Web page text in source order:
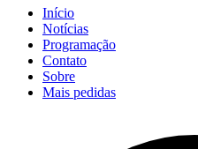
Início
Notícias
Programação
Contato
Sobre
Mais pedidas